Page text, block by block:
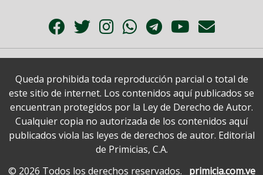
Queda prohibida toda reproducción parcial o total de
este sitio de internet. Los contenidos aquí publicados se
encuentran protegidos por la Ley de Derecho de Autor.
Cualquier copia no autorizada de los contenidos aquí
publicados viola las leyes de derechos de autor. Editorial
de Primicias, C.A.
© 2026 Todos los derechos reservados.
primicia.com.ve